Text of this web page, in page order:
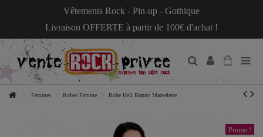
Vêtements Rock - Pin-up - Gothique
Livraison OFFERTE à partir de 100€ d'achat !
Femmes Robes Femme Robe Hell Bunny Marvelette
Promo !